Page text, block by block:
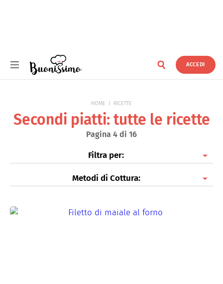
ACCEDI
HOME RICETTE
Secondi piatti: tutte le ricette
Pagina 4 di 16
Filtra per:
Secondi piatti di Carne
Secondi piatti di Verdure
Metodi di Cottura:
Fritti